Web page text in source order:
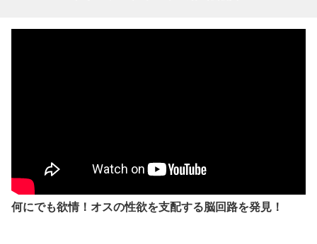
何にでも欲情！オスの性欲を支配する脳回路を発見！